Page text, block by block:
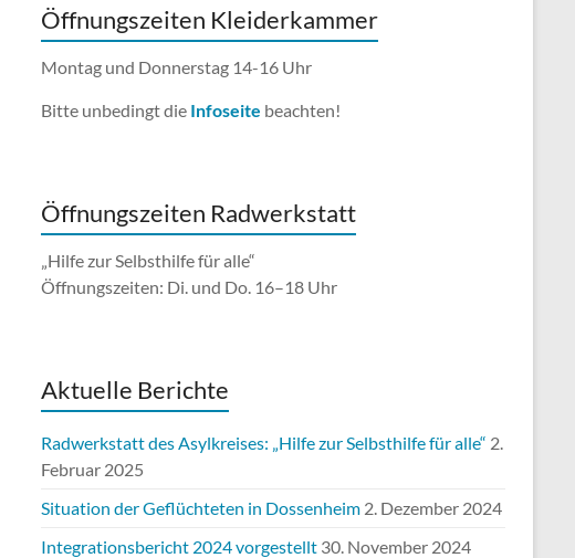
Öffnungszeiten Kleiderkammer
Montag und Donnerstag 14-16 Uhr
Bitte unbedingt die Infoseite beachten!
Öffnungszeiten Radwerkstatt
„Hilfe zur Selbsthilfe für alle“
Öffnungszeiten: Di. und Do. 16–18 Uhr
Aktuelle Berichte
Radwerkstatt des Asylkreises: „Hilfe zur Selbsthilfe für alle“ 2.
Februar 2025
Situation der Geflüchteten in Dossenheim 2. Dezember 2024
Integrationsbericht 2024 vorgestellt 30. November 2024